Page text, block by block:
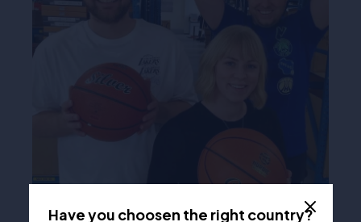
Have you choosen the right country?